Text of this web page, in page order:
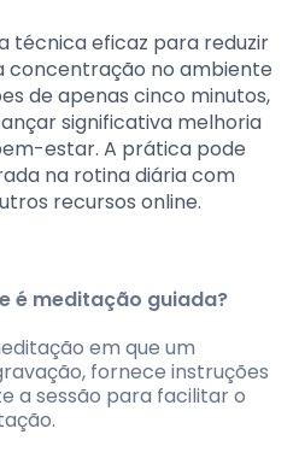
técnica eficaz para reduzir
concentração no ambiente
de apenas cinco minutos,
significativa melhoria
estar. A prática pode
na rotina diária com
recursos online.
é meditação guiada?
em que um
fornece instruções
a sessão para facilitar o